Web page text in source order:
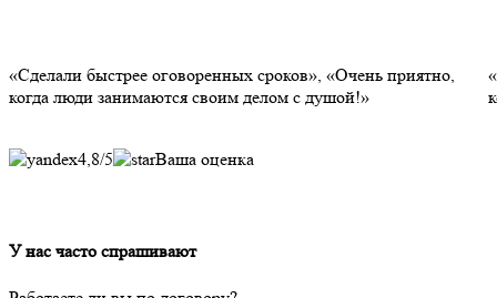
«Сделали быстрее оговоренных сроков», «Очень приятно,
когда люди занимаются своим делом с душой!»
4,8/5 Ваша оценка
У нас часто спрашивают